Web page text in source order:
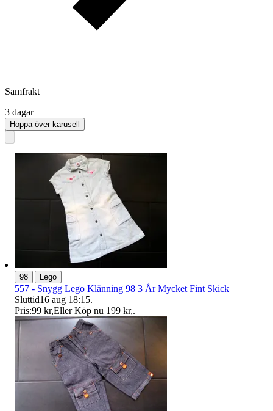
Samfrakt
3 dagar
Hoppa över karusell
98 | Lego
557 - Snygg Lego Klänning 98 3 År Mycket Fint Skick
Sluttid16 aug 18:15.
Pris:99 kr,Eller Köp nu 199 kr,.